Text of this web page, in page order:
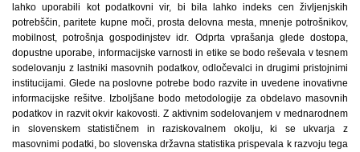
lahko uporabili kot podatkovni vir, bi bila lahko indeks cen življenjskih
potrebščin, paritete kupne moči, prosta delovna mesta, mnenje potrošnikov,
mobilnost, potrošnja gospodinjstev idr. Odprta vprašanja glede dostopa,
dopustne uporabe, informacijske varnosti in etike se bodo reševala v tesnem
sodelovanju z lastniki masovnih podatkov, odločevalci in drugimi pristojnimi
institucijami. Glede na poslovne potrebe bodo razvite in uvedene inovativne
informacijske rešitve. Izboljšane bodo metodologije za obdelavo masovnih
podatkov in razvit okvir kakovosti. Z aktivnim sodelovanjem v mednarodnem
in slovenskem statističnem in raziskovalnem okolju, ki se ukvarja z
masovnimi podatki, bo slovenska državna statistika prispevala k razvoju tega